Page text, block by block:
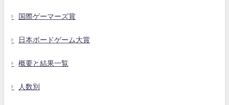
国際ゲーマーズ賞
日本ボードゲーム大賞
概要と結果一覧
人数別